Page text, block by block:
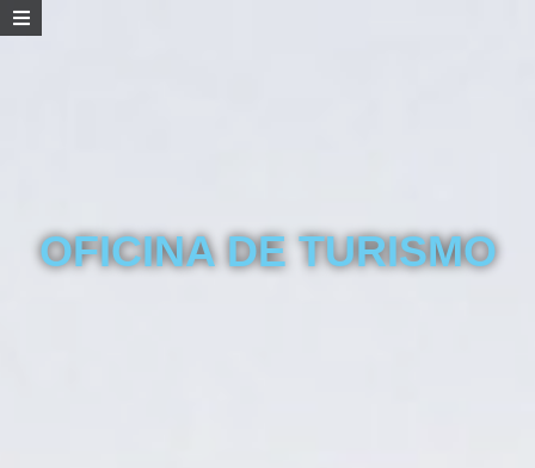
OFICINA DE TURISMO